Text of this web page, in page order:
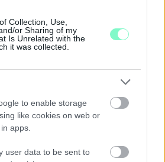
Collection, Use,
or Sharing of my
Is Unrelated with the
it was collected.
to enable storage
like cookies on web or
apps.
user data to be sent to
MEGHOSSZABBÍTOTTÁK A
KÖVETKEZŐ 48 ÓRA LEHET A
AZ UTOLSÓ PAKSI TURBINA
de továbbra is takarékosságra kérik